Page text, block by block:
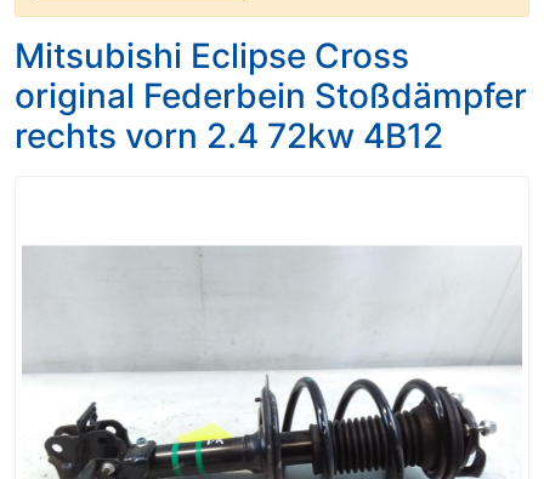
Mitsubishi Eclipse Cross
original Federbein Stoßdämpfer
rechts vorn 2.4 72kw 4B12